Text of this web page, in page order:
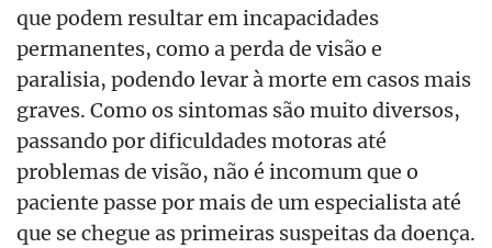
que podem resultar em incapacidades
permanentes, como a perda de visão e
paralisia, podendo levar à morte em casos mais
graves. Como os sintomas são muito diversos,
passando por dificuldades motoras até
problemas de visão, não é incomum que o
paciente passe por mais de um especialista até
que se chegue as primeiras suspeitas da doença.